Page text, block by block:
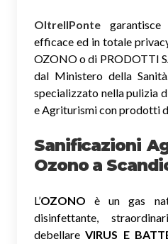
OltreIlPonte
efficace ed in totale
OZONO o di PRODOTTI
dal Ministero della
specializzato nella pulizia
e Agriturismi con prodotti
Sanificazioni
Ozonoa
L’OZONO è un gas
disinfettante,
debellareVIRUS E